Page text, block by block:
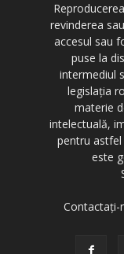
revinderea
accesul sau
puse la
intermediul
legislația
materie
intelectuală,
pentru astfel
este